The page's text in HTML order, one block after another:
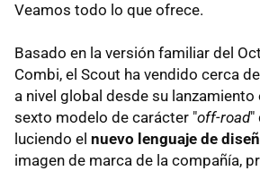
Veamos todo lo que ofrece.
Basado en la versión familiar del
Combi, el Scout ha vendido cerca de
a nivel global desde su lanzamiento
sexto modelo de carácter "off-road"
luciendo el nuevo lenguaje de
imagen de marca de la compañía,